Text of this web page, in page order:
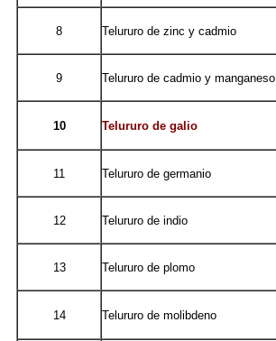
8 Telururo de zinc y cadmio
9 Telururo de cadmio y manganeso
10 Telururo de galio
11 Telururo de germanio
12 Telururo de indio
13 Telururo de plomo
14 Telururo de molibdeno